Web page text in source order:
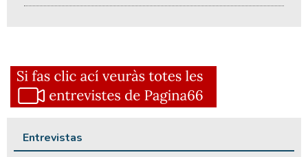
Entrevistas